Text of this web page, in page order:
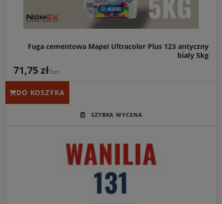
Fuga cementowa Mapei Ultracolor Plus 123 antyczny
biały 5kg
71,75 zł/szt.
DO KOSZYKA